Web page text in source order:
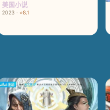
美国小说
2023 · ⭐8.1